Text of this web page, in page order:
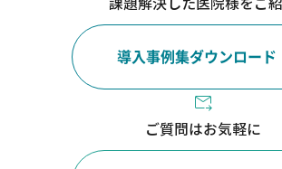
課題解決した医院様をご
導入事例集ダウンロード
ご質問はお気軽に